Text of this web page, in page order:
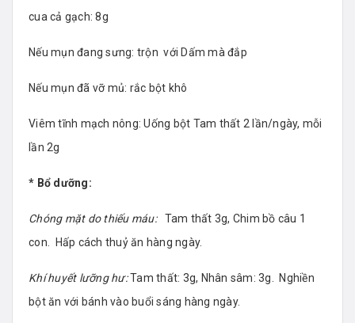
cua cả gạch: 8g
Nếu mụn đang sưng: trộn với Dấm mà đắp
Nếu mụn đã vỡ mủ: rắc bột khô
Viêm tĩnh mạch nông: Uống bột Tam thất 2 lần/ngày, mỗi
lần 2g
* Bổ dưỡng:
Chóng mặt do thiếu máu:Tam thất 3g, Chim bồ câu 1
con. Hấp cách thuỷ ăn hàng ngày.
Khí huyết lưỡng hư:Tam thất: 3g, Nhân sâm: 3g. Nghiền
bột ăn với bánh vào buổi sáng hàng ngày.